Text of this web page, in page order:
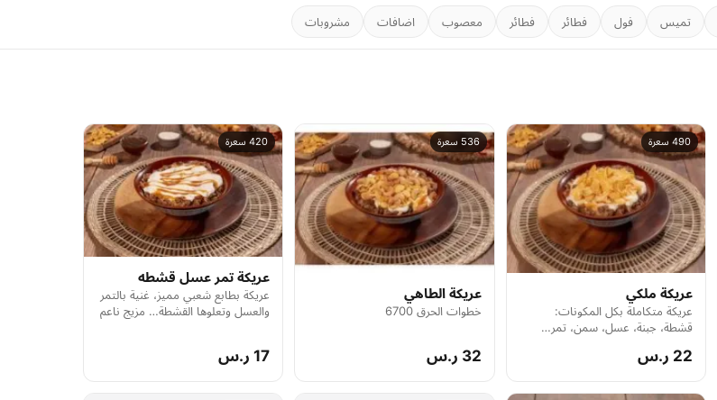
تميس فول فطائر فطائر معصوب اضافات مشروبات
490 سعرة
عريكة ملكي
عريكة متكاملة بكل المكونات:
قشطة، جبنة، عسل، سمن، تمر…
22 ر.س
536 سعرة
عريكة الطاهي
خطوات الحرق 6700
32 ر.س
420 سعرة
عريكة تمر عسل قشطه
عريكة بطابع شعبي مميز، غنية بالتمر
والعسل وتعلوها القشطة… مزيج ناعم
17 ر.س